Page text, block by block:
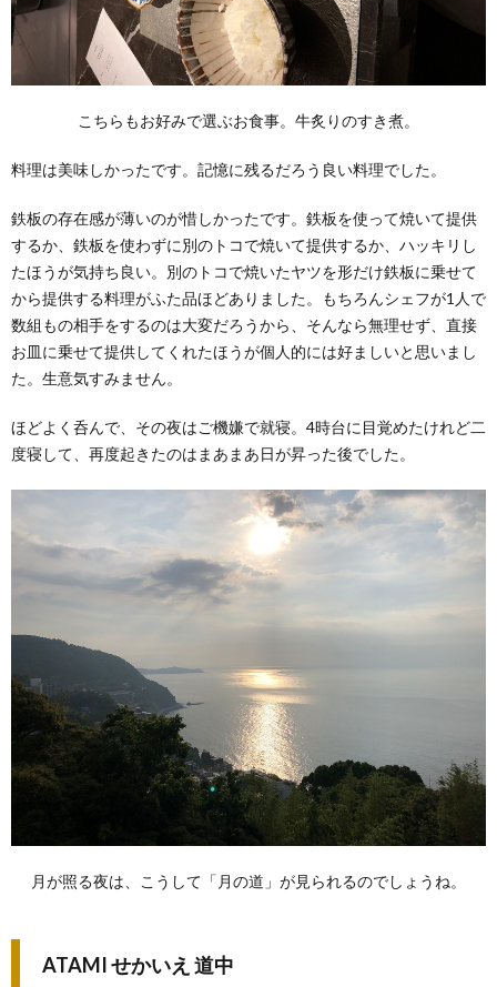
こちらもお好みで選ぶお食事。牛炙りのすき煮。
料理は美味しかったです。記憶に残るだろう良い料理でした。
鉄板の存在感が薄いのが惜しかったです。鉄板を使って焼いて提供
するか、鉄板を使わずに別のトコで焼いて提供するか、ハッキリし
たほうが気持ち良い。別のトコで焼いたヤツを形だけ鉄板に乗せて
から提供する料理がふた品ほどありました。もちろんシェフが1人で
数組もの相手をするのは大変だろうから、そんなら無理せず、直接
お皿に乗せて提供してくれたほうが個人的には好ましいと思いまし
た。生意気すみません。
ほどよく呑んで、その夜はご機嫌で就寝。4時台に目覚めたけれど二
度寝して、再度起きたのはまあまあ日が昇った後でした。
月が照る夜は、こうして「月の道」が見られるのでしょうね。
ATAMI せかいえ 道中